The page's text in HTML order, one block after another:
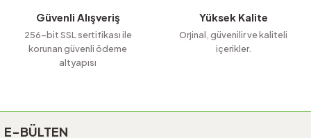
Güvenli Alışveriş
256-bit SSL sertifikası ile
korunan güvenli ödeme
altyapısı
Yüksek Kalite
Orjinal, güvenilir ve kaliteli
içerikler.
E-BÜLTEN